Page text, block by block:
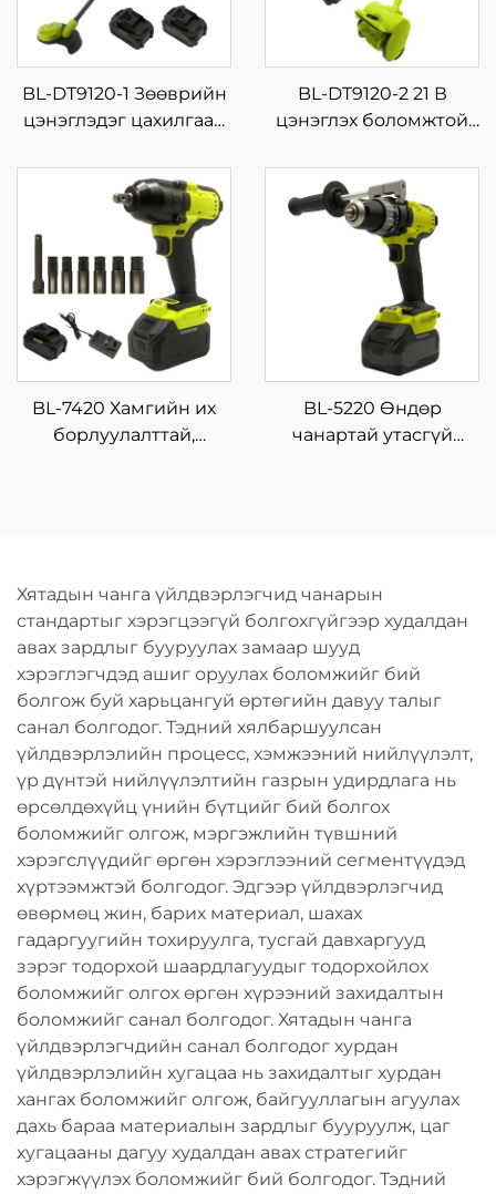
BL-DT9120-1 Зөөврийн
цэнэглэдэг цахилгаан
хөнгөн цагаан
хэрэгсэл, 2 тактын DIY
цахилгаан эрчим
хүчний литийн
баттерей, OEM
дэмжлэг
BL-DT9120-2 21 В
цэнэглэх боломжтой
барьж ашиглах цас
цэвэрлэх машин,
үйлдвэрийн болон
өөрсдөө хийх
зориулалтын цас
шидэх ба
салхижуулагч
BL-7420 Хамгийн их
борлуулалттай,
хэрэгсэл, 21V-ын
баттерейтэй
BL-5220 Өндөр
чанартай утасгүй
ашиглах зориулалтын
хэрэгсэл
Хятадын чанга үйлдвэрлэгчид чанарын
стандартыг хэрэгцээгүй болгохгүйгээр худалдан
авах зардлыг бууруулах замаар шууд
хэрэглэгчдэд ашиг оруулах боломжийг бий
болгож буй харьцангуй өртөгийн давуу талыг
санал болгодог. Тэдний хялбаршуулсан
үйлдвэрлэлийн процесс, хэмжээний нийлүүлэлт,
үр дүнтэй нийлүүлэлтийн газрын удирдлага нь
өрсөлдөхүйц үнийн бүтцийг бий болгох
боломжийг олгож, мэргэжлийн түвшний
хэрэгслүүдийг өргөн хэрэглээний сегментүүдэд
хүртээмжтэй болгодог. Эдгээр үйлдвэрлэгчид
өвөрмөц жин, барих материал, шахах
гадаргуугийн тохируулга, тусгай давхаргууд
зэрэг тодорхой шаардлагуудыг тодорхойлох
боломжийг олгох өргөн хүрээний захидалтын
боломжийг санал болгодог. Хятадын чанга
үйлдвэрлэгчдийн санал болгодог хурдан
үйлдвэрлэлийн хугацаа нь захидалтыг хурдан
хангах боломжийг олгож, байгууллагын агуулах
дахь бараа материалын зардлыг бууруулж, цаг
хугацааны дагуу худалдан авах стратегийг
хэрэгжүүлэх боломжийг бий болгодог. Тэдний